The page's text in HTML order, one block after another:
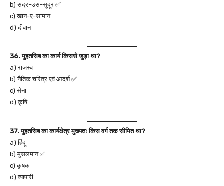
b) सद्र-उस-सुदूर ✅
c) खान-ए-सामान
d) दीवान
36. मुहतसिब का कार्य किससे जुड़ा था?
a) राजस्व
b) नैतिक चरित्र एवं आदर्श ✅
c) सेना
d) कृषि
37. मुहतसिब का कार्यक्षेत्र मुख्यतः किस वर्ग तक सीमित था?
a) हिंदू
b) मुसलमान ✅
c) कृषक
d) व्यापारी